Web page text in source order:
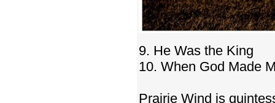
9. He Was the King
10. When God Made
Prairie Wind is